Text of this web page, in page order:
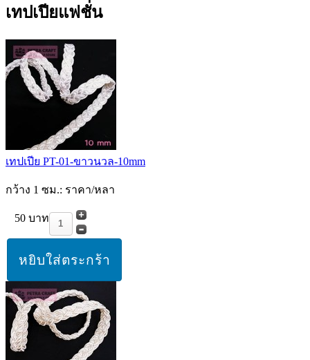
เทปเปียแฟชั่น
เทปเปีย PT-01-ขาวนวล-10mm
กว้าง 1 ซม.: ราคา/หลา
50 บาท